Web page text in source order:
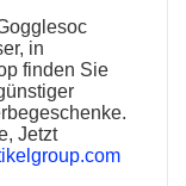
in
finden Sie
Jetzt